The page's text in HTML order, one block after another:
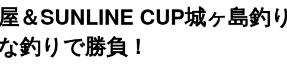
＆SUNLINE CUP城ヶ島釣
釣りで勝負！